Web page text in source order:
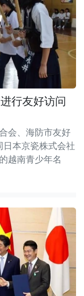
行友好访问
会、海防市友好
本京瓷株式会社
越南青少年名